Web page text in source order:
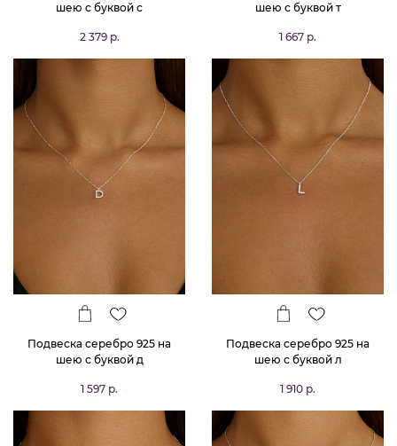
шею с буквой с
2 379 р.
шею с буквой т
1 667 р.
Подвеска серебро 925 на
шею с буквой д
1 597 р.
Подвеска серебро 925 на
шею с буквой л
1 910 р.